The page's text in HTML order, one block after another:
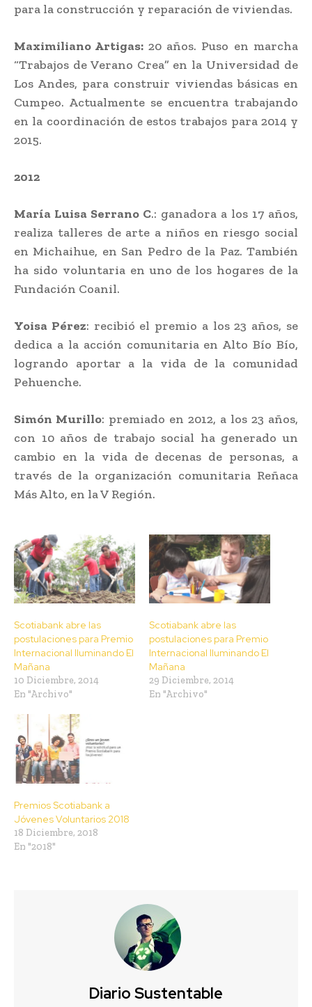
para la construcción y reparación de viviendas.
Maximiliano Artigas: 20 años. Puso en marcha
“Trabajos de Verano Crea” en la Universidad de
Los Andes, para construir viviendas básicas en
Cumpeo. Actualmente se encuentra trabajando
en la coordinación de estos trabajos para 2014 y
2015.
2012
María Luisa Serrano C.: ganadora a los 17 años,
realiza talleres de arte a niños en riesgo social
en Michaihue, en San Pedro de la Paz. También
ha sido voluntaria en uno de los hogares de la
Fundación Coanil.
Yoisa Pérez: recibió el premio a los 23 años, se
dedica a la acción comunitaria en Alto Bío Bío,
logrando aportar a la vida de la comunidad
Pehuenche.
Simón Murillo: premiado en 2012, a los 23 años,
con 10 años de trabajo social ha generado un
cambio en la vida de decenas de personas, a
través de la organización comunitaria Reñaca
Más Alto, en la V Región.
Scotiabank abre las
postulaciones para Premio
Internacional Iluminando El
Mañana
10 Diciembre, 2014
En "Archivo"
Scotiabank abre las
postulaciones para Premio
Internacional Iluminando El
Mañana
29 Diciembre, 2014
En "Archivo"
Premios Scotiabank a
Jóvenes Voluntarios 2018
18 Diciembre, 2018
En "2018"
Diario Sustentable